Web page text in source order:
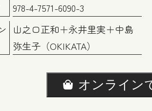
978-4-7571-6090-3
山之口正和＋永井里実＋中島
弥生子（OKIKATA）
オンライン